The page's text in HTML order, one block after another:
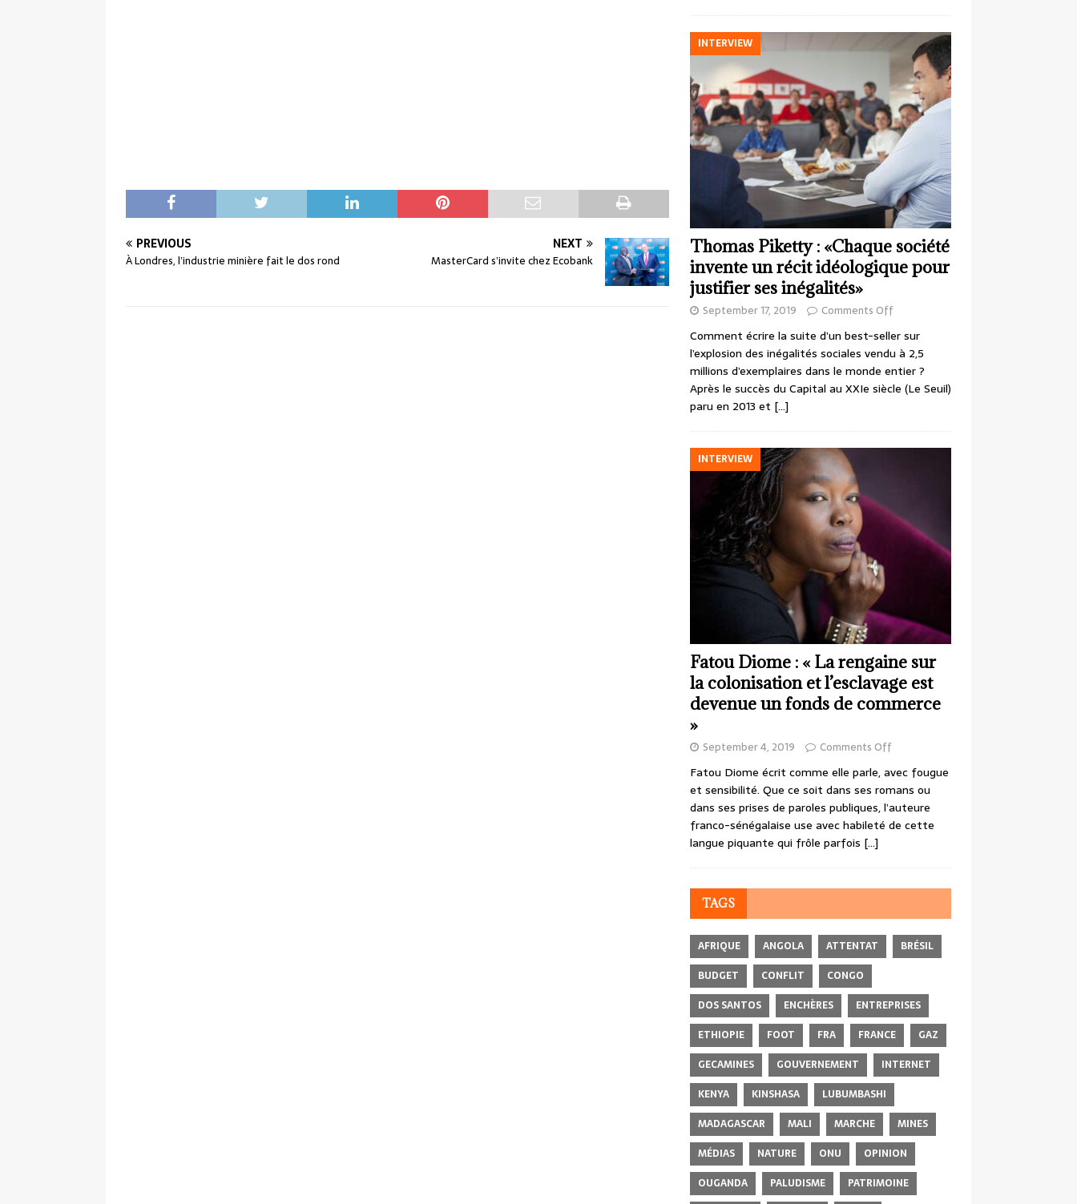
PREVIOUS
À Londres, l’industrie minière fait le dos rond
NEXT
MasterCard s’invite chez Ecobank
INTERVIEW
Thomas Piketty : «Chaque société
invente un récit idéologique pour
justifier ses inégalités»
September 17, 2019 Comments Off
Comment écrire la suite d’un best-seller sur
l’explosion des inégalités sociales vendu à 2,5
millions d’exemplaires dans le monde entier ?
Après le succès du Capital au XXIe siècle (Le Seuil)
paru en 2013 et […]
INTERVIEW
Fatou Diome : « La rengaine sur
la colonisation et l’esclavage est
devenue un fonds de commerce
»
September 4, 2019 Comments Off
Fatou Diome écrit comme elle parle, avec fougue
et sensibilité. Que ce soit dans ses romans ou
dans ses prises de paroles publiques, l’auteure
franco-sénégalaise use avec habileté de cette
langue piquante qui frôle parfois […]
TAGS
AFRIQUE ANGOLA ATTENTAT
BRÉSIL
BUDGET
CONFLIT
CONGO
DOS SANTOS
ENCHÈRES
ENTREPRISES
ETHIOPIE
FOOT FRA FRANCE
GAZ
GECAMINES
GOUVERNEMENT
INTERNET
KENYA
KINSHASA
LUBUMBASHI
MADAGASCAR
MALI MARCHE
MINES
MÉDIAS
NATURE ONU
OPINION
OUGANDA
PALUDISME PATRIMOINE